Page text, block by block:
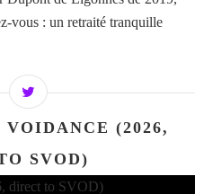
vous : un retraité tranquille
(2026,
SVOD)